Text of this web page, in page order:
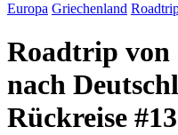
Europa Griechenland
Roadtrip von
nach
Rückreise #13